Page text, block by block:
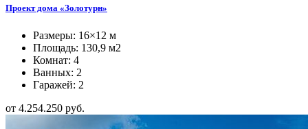
Проект дома «Золотурн»
Размеры: 16×12 м
Площадь: 130,9 м2
Комнат: 4
Ванных: 2
Гаражей: 2
от 4.254.250 руб.